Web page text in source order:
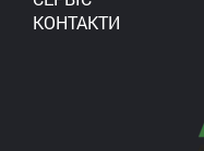
КОНТАКТИ